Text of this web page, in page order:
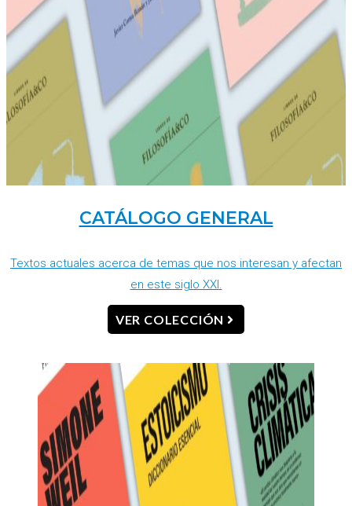
CATÁLOGO GENERAL
Textos actuales acerca de temas que nos interesan y afectan
en este siglo XXI.
VER COLECCIÓN